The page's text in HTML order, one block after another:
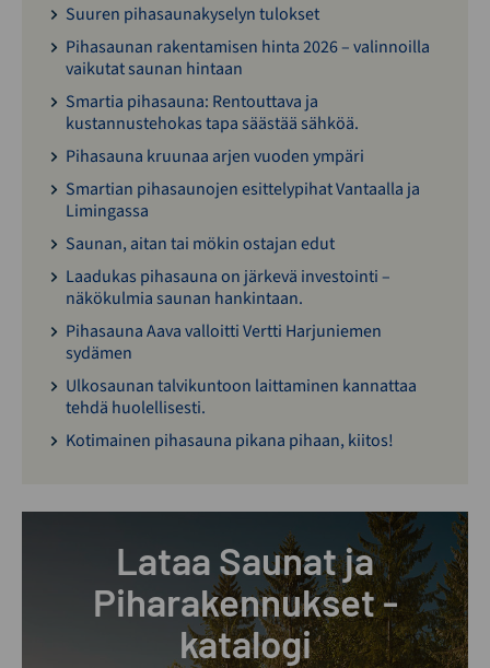
Suuren pihasaunakyselyn tulokset
Pihasaunan rakentamisen hinta 2026 – valinnoilla
vaikutat saunan hintaan
Smartia pihasauna: Rentouttava ja
kustannustehokas tapa säästää sähköä.
Pihasauna kruunaa arjen vuoden ympäri
Smartian pihasaunojen esittelypihat Vantaalla ja
Limingassa
Saunan, aitan tai mökin ostajan edut
Laadukas pihasauna on järkevä investointi –
näkökulmia saunan hankintaan.
Pihasauna Aava valloitti Vertti Harjuniemen
sydämen
Ulkosaunan talvikuntoon laittaminen kannattaa
tehdä huolellisesti.
Kotimainen pihasauna pikana pihaan, kiitos!
Lataa Saunat ja
Piharakennukset -
katalogi